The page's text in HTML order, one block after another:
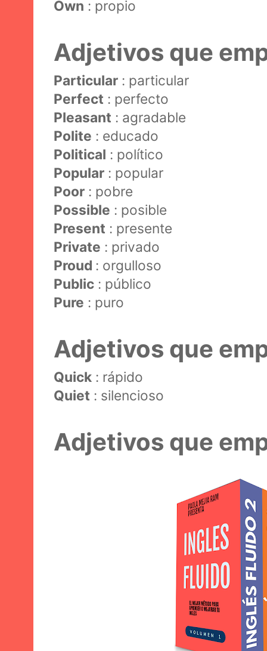
Own : propio
Adjetivos que
Particular : particular
Perfect : perfecto
Pleasant : agradable
Polite : educado
Political : político
Popular : popular
Poor : pobre
Possible : posible
Present : presente
Private : privado
Proud : orgulloso
Public : público
Pure : puro
Adjetivos que
Quick : rápido
Quiet : silencioso
Adjetivos que